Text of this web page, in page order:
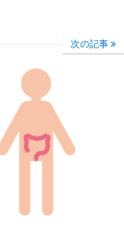
次の記事